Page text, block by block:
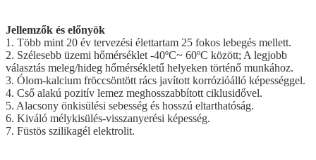
Jellemzők és előnyök
1. Több mint 20 év tervezési élettartam 25 fokos lebegés mellett.
2. Szélesebb üzemi hőmérséklet -40ºC~ 60ºC között; A legjobb
választás meleg/hideg hőmérsékletű helyeken történő munkához.
3. Ólom-kalcium fröccsöntött rács javított korrózióálló képességgel.
4. Cső alakú pozitív lemez meghosszabbított ciklusidővel.
5. Alacsony önkisülési sebesség és hosszú eltarthatóság.
6. Kiváló mélykisülés-visszanyerési képesség.
7. Füstös szilikagél elektrolit.